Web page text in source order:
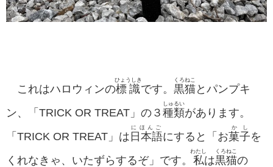
これはハロウィンの標識
ひょうしき
です。 黒猫
くろねこ
とパンプキ
ン、「TRICK OR TREAT」の３ 種類
しゅるい
があります。
「TRICK OR TREAT」は 日本語
にほんご
にすると「お菓子
かし
を
くれなきゃ、いたずらするぞ」です。 私
わたし
は黒猫
くろねこ
の